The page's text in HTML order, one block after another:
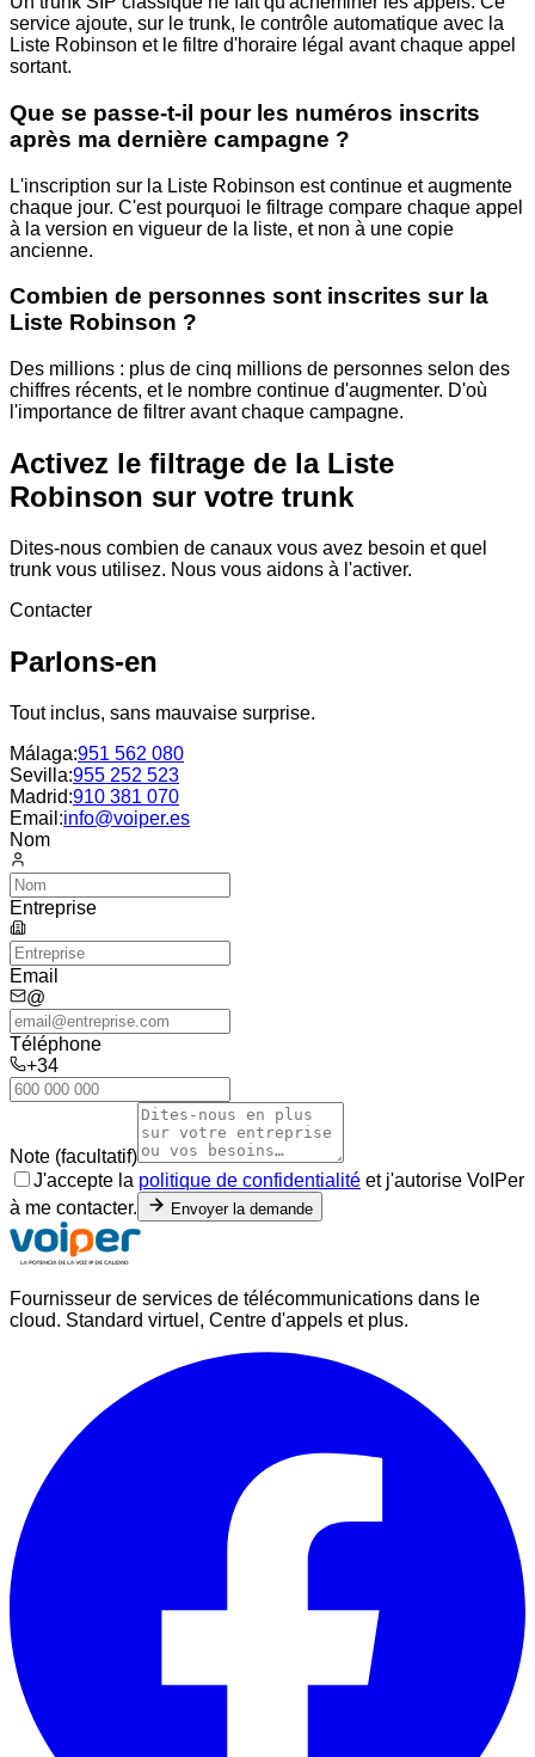
service ajoute, sur le trunk, le contrôle automatique avec la
Liste Robinson et le filtre d'horaire légal avant chaque appel
sortant.
Que se passe-t-il pour les numéros inscrits
après ma dernière campagne ?
L'inscription sur la Liste Robinson est continue et augmente
chaque jour. C'est pourquoi le filtrage compare chaque appel
à la version en vigueur de la liste, et non à une copie
ancienne.
Combien de personnes sont inscrites sur la
Liste Robinson ?
Des millions : plus de cinq millions de personnes selon des
chiffres récents, et le nombre continue d'augmenter. D'où
l'importance de filtrer avant chaque campagne.
Activez le filtrage de la Liste
Robinson sur votre trunk
Dites-nous combien de canaux vous avez besoin et quel
trunk vous utilisez. Nous vous aidons à l'activer.
Contacter
Parlons-en
Tout inclus, sans mauvaise surprise.
Málaga:951 562 080
Sevilla:955 252 523
Madrid:910 381 070
Email:info@voiper.es
Nom
Entreprise
Email
@
Téléphone
+34
Note (facultatif)
J'accepte la politique de confidentialité et j'autorise VoIPer
à me contacter.
Envoyer la demande
Fournisseur de services de télécommunications dans le
cloud. Standard virtuel, Centre d'appels et plus.